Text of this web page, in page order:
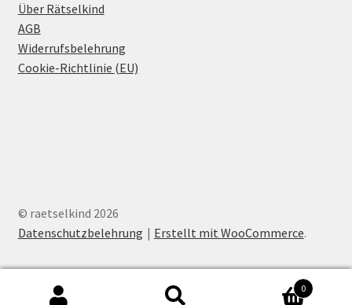
Über Rätselkind
AGB
Widerrufsbelehrung
Cookie-Richtlinie (EU)
© raetselkind 2026
Datenschutzbelehrung
Erstellt mit WooCommerce.
0